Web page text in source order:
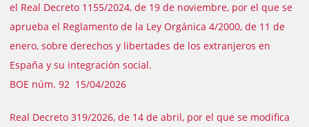
el Real Decreto 1155/2024, de 19 de noviembre, por el que se
aprueba el Reglamento de la Ley Orgánica 4/2000, de 11 de
enero, sobre derechos y libertades de los extranjeros en
España y su integración social.
BOE núm. 92 15/04/2026
Real Decreto 319/2026, de 14 de abril, por el que se modifica